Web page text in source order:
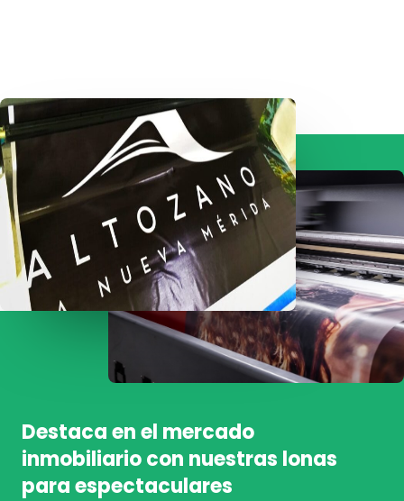
Destaca en el mercado
inmobiliario con nuestras lonas
para espectaculares